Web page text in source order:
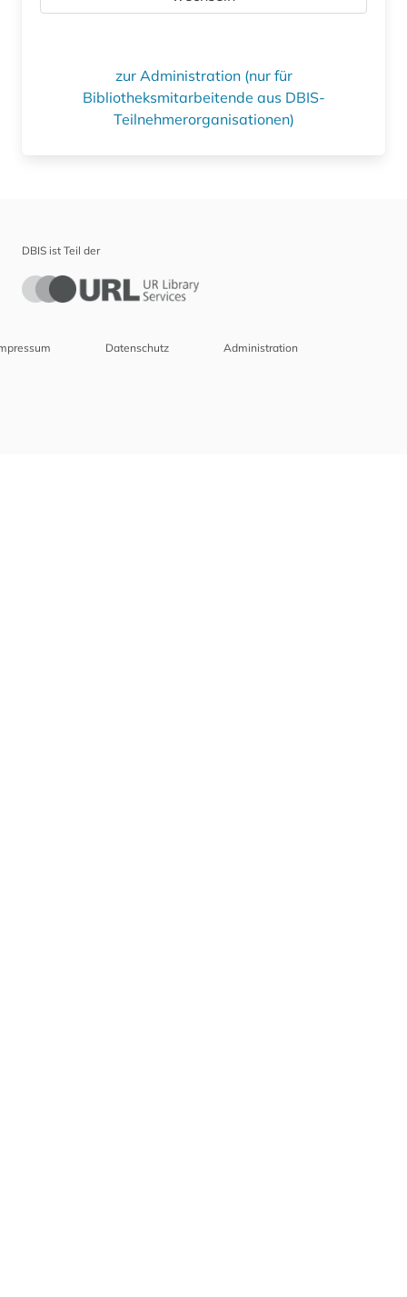
zur Administration (nur für
Bibliotheksmitarbeitende aus DBIS-
Teilnehmerorganisationen)
DBIS ist Teil der
Datenschutz Administration